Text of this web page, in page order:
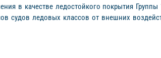
в качестве ледостойкого покрытия
судов ледовых классов от внешних